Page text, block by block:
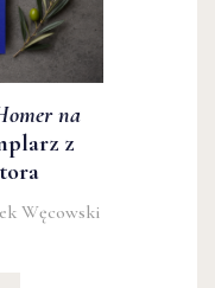
na
z
Węcowski